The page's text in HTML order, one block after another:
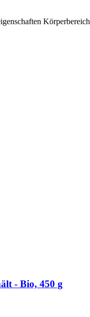
Körperbereich
-​ Bio, 450 g